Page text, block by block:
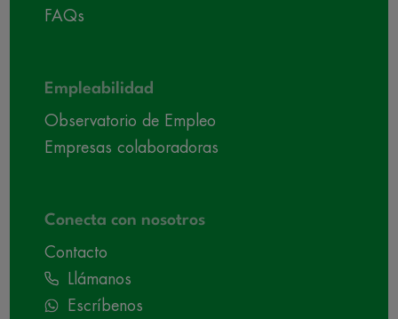
FAQs
Empleabilidad
Observatorio de Empleo
Empresas colaboradoras
Conecta con nosotros
Contacto
Llámanos
Escríbenos